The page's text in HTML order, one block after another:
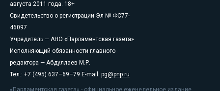
августа 2011 года. 18+
Свидетельство о регистрации Эл № ФС77-
46097
Учредитель — АНО «Парламентская газета»
Исполняющий обязанности главного
редактора — Абдуллаев М.Р.
Тел.: +7 (495) 637–69–79 E-mail: pg@pnp.ru
«Парламентская газета» - официальное еженедельное издание